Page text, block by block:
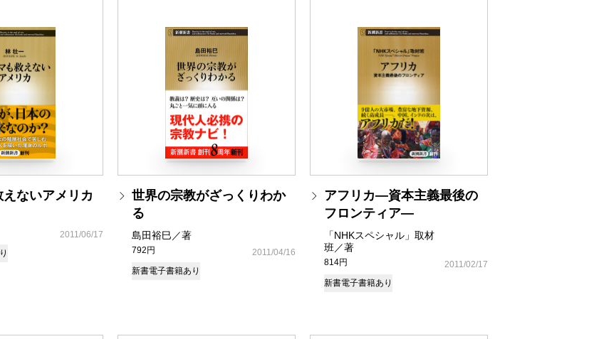
ないアメリカ
2011/06/17
世界の宗教がざっくりわか
る
島田裕巳／著
792円
2011/04/16
新書電子書籍あり
アフリカ―資本主義最後の
フロンティア―
「NHKスペシャル」取材
班／著
814円
2011/02/17
新書電子書籍あり